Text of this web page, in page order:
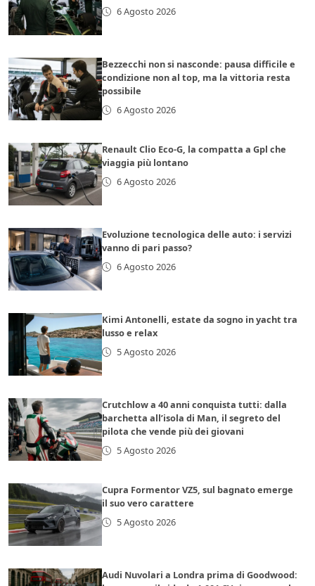
6 Agosto 2026
Bezzecchi non si nasconde: pausa difficile e
condizione non al top, ma la vittoria resta
possibile
6 Agosto 2026
Renault Clio Eco-G, la compatta a Gpl che
viaggia più lontano
6 Agosto 2026
Evoluzione tecnologica delle auto: i servizi
vanno di pari passo?
6 Agosto 2026
Kimi Antonelli, estate da sogno in yacht tra
lusso e relax
5 Agosto 2026
Crutchlow a 40 anni conquista tutti: dalla
barchetta all’isola di Man, il segreto del
pilota che vende più dei giovani
5 Agosto 2026
Cupra Formentor VZ5, sul bagnato emerge
il suo vero carattere
5 Agosto 2026
Audi Nuvolari a Londra prima di Goodwood: